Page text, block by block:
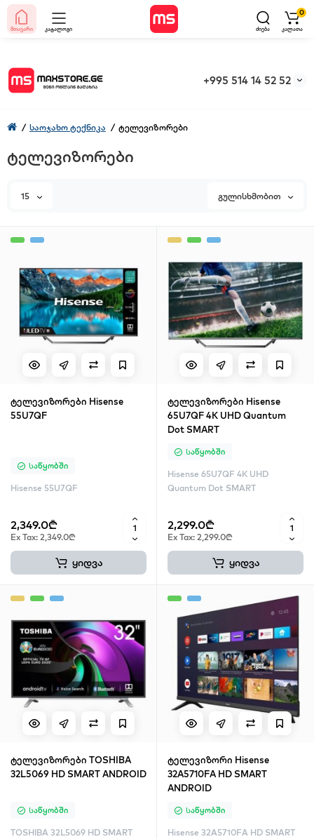
+995 514 14 52 52
მთავარი კატალოგი ძიება
0
კალათა
საოჯახო ტექნიკა ტელევიზორები
ტელევიზორები
15 გულისხმობით
ტელევიზორები Hisense
55U7QF
Საწყობში
Hisense 55U7QF
2,349.0₾
Ex Tax: 2,349.0₾
ყიდვა
ტელევიზორები Hisense
65U7QF 4K UHD Quantum
Dot SMART
Საწყობში
Hisense 65U7QF 4K UHD
Quantum Dot SMART
2,299.0₾
Ex Tax: 2,299.0₾
ყიდვა
ტელევიზორები TOSHIBA
32L5069 HD SMART ANDROID
Საწყობში
TOSHIBA 32L5069 HD SMART
ტელევიზორი Hisense
32A5710FA HD SMART
ANDROID
Საწყობში
Hisense 32A5710FA HD SMART